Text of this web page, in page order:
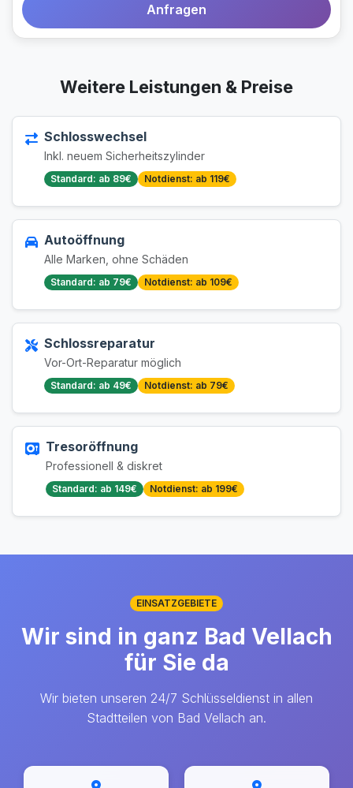
Anfragen
Weitere Leistungen & Preise
Schlosswechsel
Inkl. neuem Sicherheitszylinder
Standard: ab 89€ Notdienst: ab 119€
Autoöffnung
Alle Marken, ohne Schäden
Standard: ab 79€ Notdienst: ab 109€
Schlossreparatur
Vor-Ort-Reparatur möglich
Standard: ab 49€ Notdienst: ab 79€
Tresoröffnung
Professionell & diskret
Standard: ab 149€ Notdienst: ab 199€
EINSATZGEBIETE
Wir sind in ganz Bad Vellach
für Sie da
Wir bieten unseren 24/7 Schlüsseldienst in allen
Stadtteilen von Bad Vellach an.